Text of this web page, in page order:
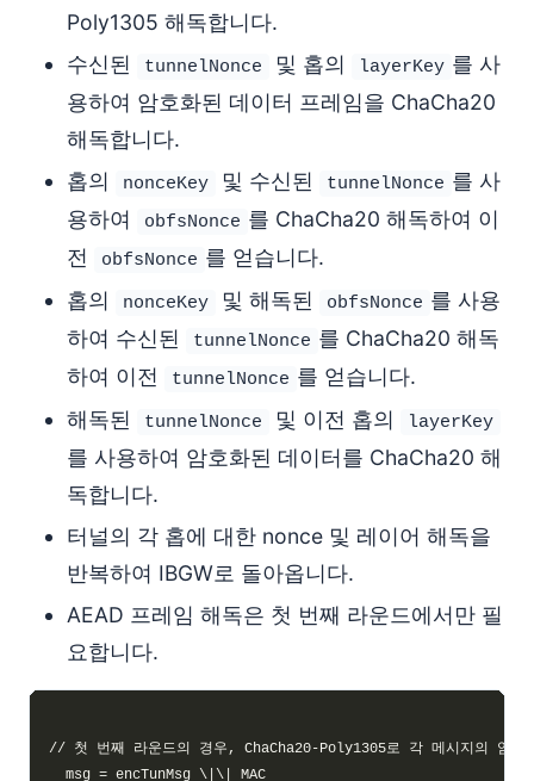
Poly1305 해독합니다.
수신된
tunnelNonce 및 홉의 layerKey 를 사
용하여 암호화된 데이터 프레임을 ChaCha20
해독합니다.
홉의
nonceKey 및 수신된 tunnelNonce 를 사
용하여
obfsNonce 를 ChaCha20 해독하여 이
전
obfsNonce 를 얻습니다.
홉의
nonceKey 및 해독된 obfsNonce 를 사용
하여 수신된
tunnelNonce 를 ChaCha20 해독
하여 이전
tunnelNonce 를 얻습니다.
해독된
tunnelNonce 및 이전 홉의 layerKey
를 사용하여 암호화된 데이터를 ChaCha20 해
독합니다.
터널의 각 홉에 대한 nonce 및 레이어 해독을
반복하여 IBGW로 돌아옵니다.
AEAD 프레임 해독은 첫 번째 라운드에서만 필
요합니다.